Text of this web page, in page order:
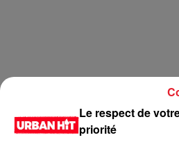
Le respect de
priorité